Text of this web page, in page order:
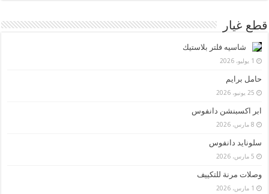
قطع غيار
شاسيه فلتر بلاستيك
1 يوليو، 2026
حامل برايم
25 يونيو، 2026
ابر اكسبنشن دانفوس
8 مارس، 2026
سلونايد دانفوس
5 مارس، 2026
وصلات مرنة للتكييف
1 مارس، 2026